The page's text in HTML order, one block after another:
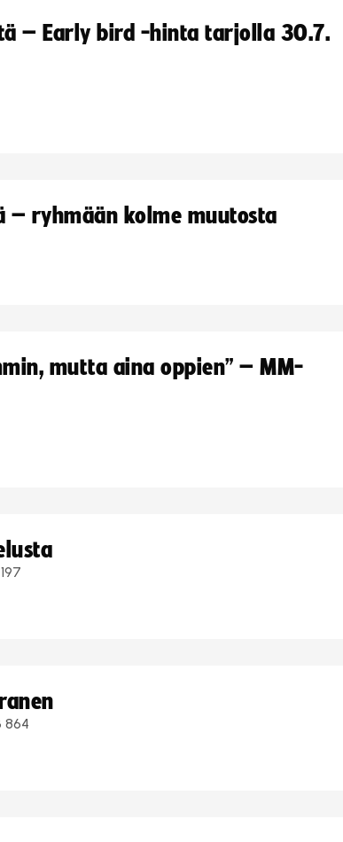
– Early bird -hinta tarjolla 30.7.
– ryhmään kolme muutosta
mutta aina oppien” – MM-
864